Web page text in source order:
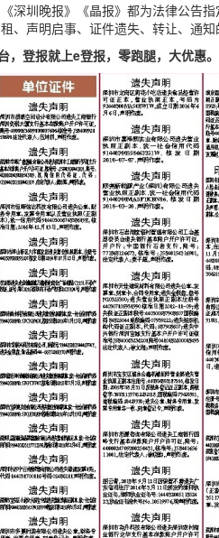
深圳晚报》《晶报》都为法律公告
、声明启事、证件遗失、转让、通知
登报就上e登报，零跑腿，大优惠。